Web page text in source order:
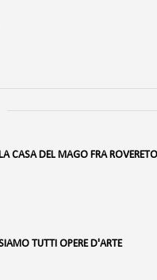
CASA DEL MAGO FRA
TUTTI OPERE D'ARTE